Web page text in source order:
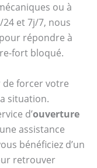
ou à
et 7j/7, nous
répondre à
fort bloqué.
de forcer votre
situation.
d’ouverture
assistance
bénéficiez d’un
retrouver